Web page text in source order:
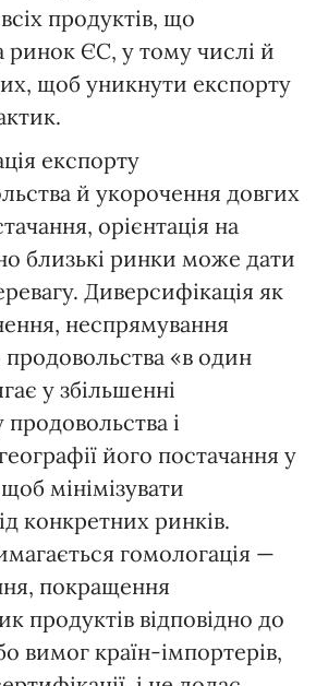
продуктів, що
ринок ЄС, у тому числі й
щоб уникнути експорту
експорту
й укорочення довгих
орієнтація на
близькі ринки може дати
Диверсифікація як
неспрямування
«в один
у збільшенні
і
його постачання у
мінімізувати
конкретних ринків.
гомологація —
покращення
продуктів відповідно до
вимог країн-імпортерів,